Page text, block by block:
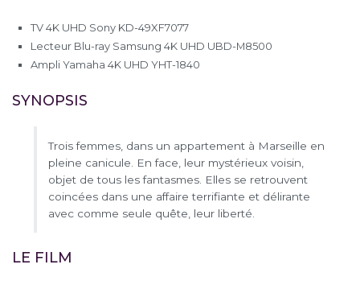
TV 4K UHD Sony KD-49XF7077
Lecteur Blu-ray Samsung 4K UHD UBD-M8500
Ampli Yamaha 4K UHD YHT-1840
SYNOPSIS
Trois femmes, dans un appartement à Marseille en
pleine canicule. En face, leur mystérieux voisin,
objet de tous les fantasmes. Elles se retrouvent
coincées dans une affaire terrifiante et délirante
avec comme seule quête, leur liberté.
LE FILM